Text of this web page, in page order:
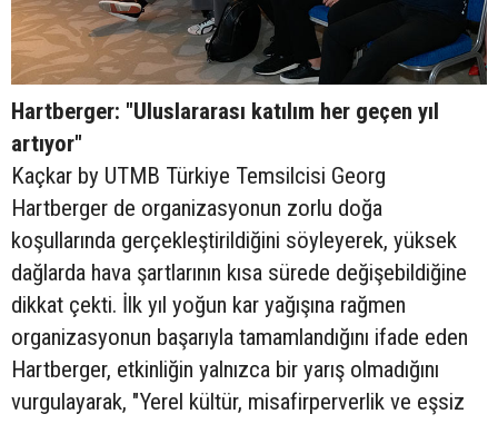
Hartberger: "Uluslararası katılım her geçen yıl
artıyor"
Kaçkar by UTMB Türkiye Temsilcisi Georg
Hartberger de organizasyonun zorlu doğa
koşullarında gerçekleştirildiğini söyleyerek, yüksek
dağlarda hava şartlarının kısa sürede değişebildiğine
dikkat çekti. İlk yıl yoğun kar yağışına rağmen
organizasyonun başarıyla tamamlandığını ifade eden
Hartberger, etkinliğin yalnızca bir yarış olmadığını
vurgulayarak, "Yerel kültür, misafirperverlik ve eşsiz